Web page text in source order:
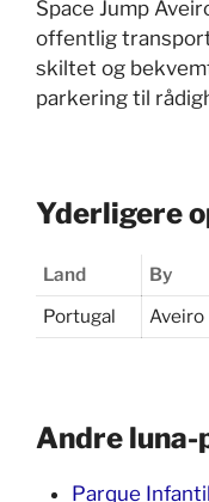
Space Jump
offentlig
skiltet og
parkering til
Yderligere
Land By
Portugal
Aveiro
Andre luna-
Parque